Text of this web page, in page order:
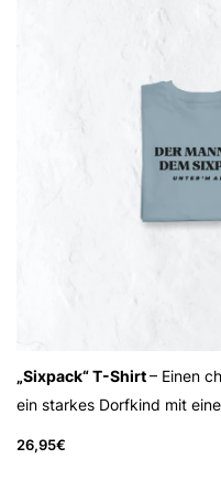
„Sixpack“ T-Shirt– Einen
ein starkes Dorfkind mit
26,95€